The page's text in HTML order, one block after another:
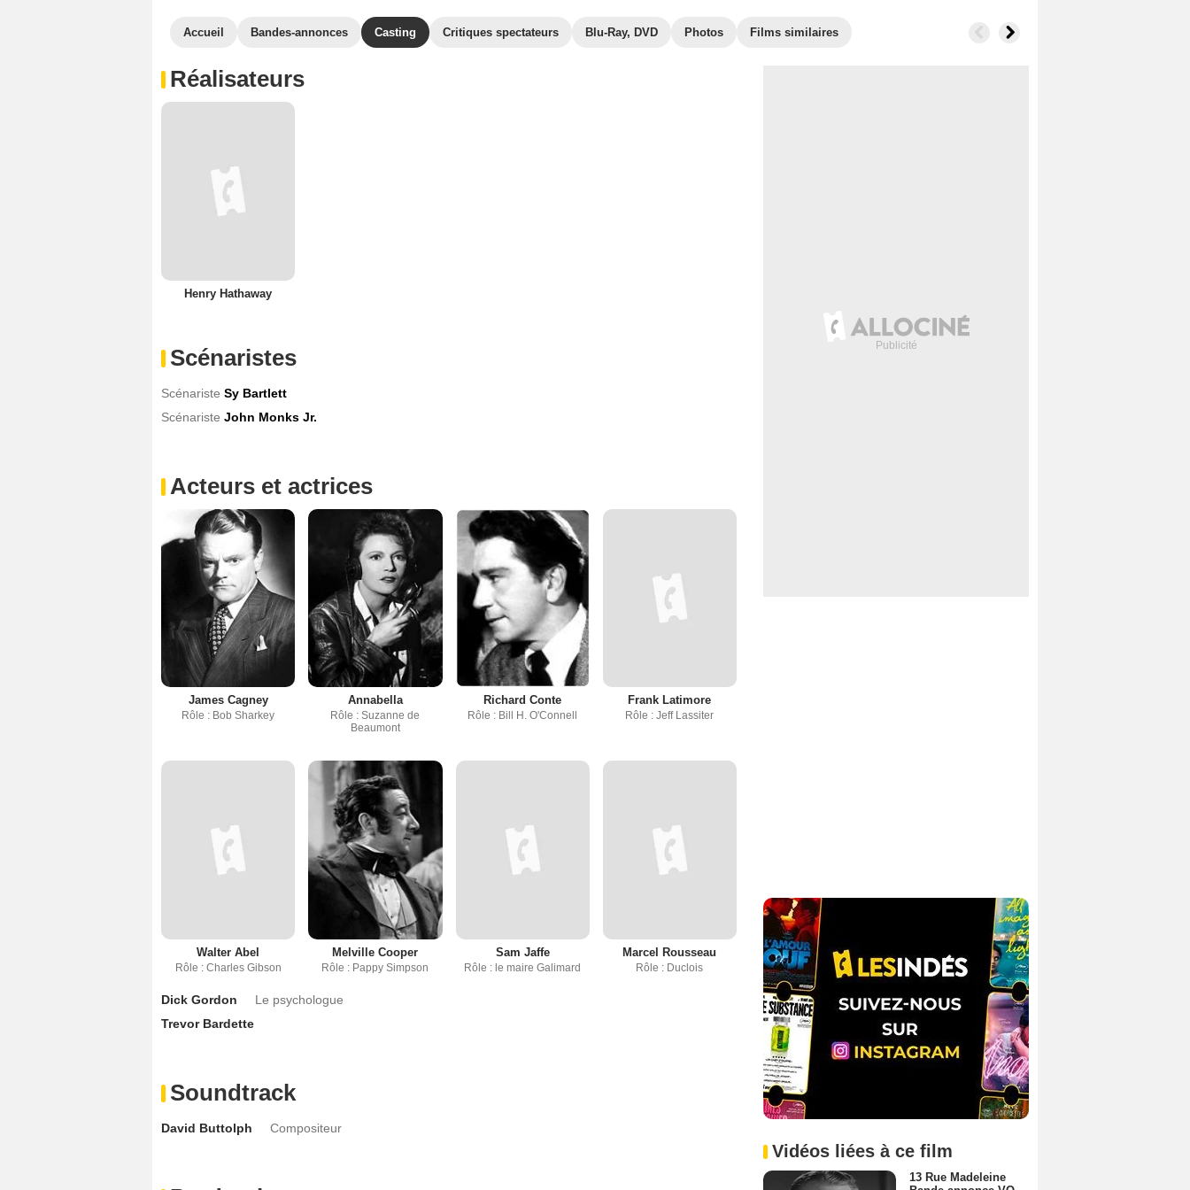
Accueil Bandes-annonces Casting Critiques spectateurs Blu-Ray, DVD Photos Films similaires
Réalisateurs
Henry Hathaway
Scénaristes
Scénariste Sy Bartlett
Scénariste John Monks Jr.
Acteurs et actrices
James Cagney
Rôle : Bob Sharkey
Annabella
Rôle : Suzanne de
Beaumont
Richard Conte
Rôle : Bill H. O'Connell
Frank Latimore
Rôle : Jeff Lassiter
Walter Abel
Rôle : Charles Gibson
Melville Cooper
Rôle : Pappy Simpson
Sam Jaffe
Rôle : le maire Galimard
Marcel Rousseau
Rôle : Duclois
Dick Gordon
Le psychologue
Trevor Bardette
Soundtrack
David Buttolph Compositeur
Vidéos liées à ce film
13 Rue Madeleine